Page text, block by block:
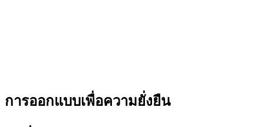
การออกแบบเพื่อความยั่งยืน